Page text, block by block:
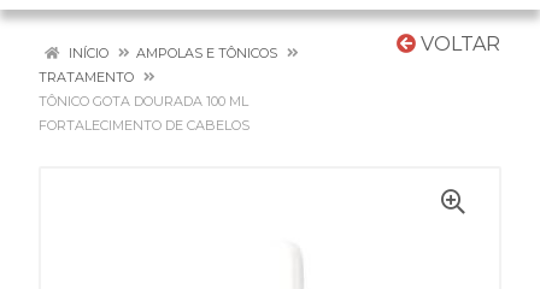
VOLTAR
INÍCIO
AMPOLAS E TÔNICOS
TRATAMENTO
TÔNICO GOTA DOURADA 100 ML
FORTALECIMENTO DE CABELOS